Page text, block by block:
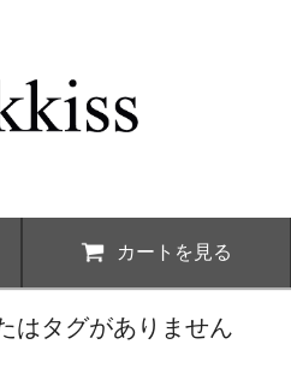
カートを見る
はタグがありません